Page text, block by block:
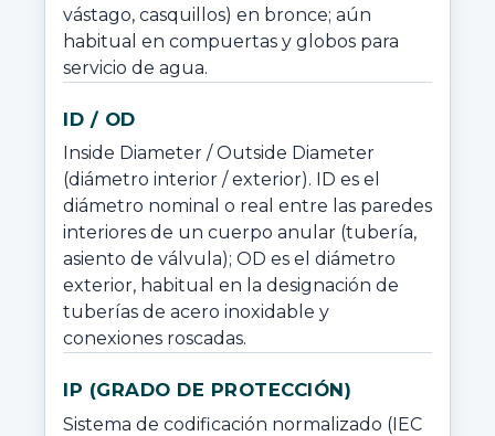
vástago, casquillos) en bronce; aún
habitual en compuertas y globos para
servicio de agua.
ID / OD
Inside Diameter / Outside Diameter
(diámetro interior / exterior). ID es el
diámetro nominal o real entre las paredes
interiores de un cuerpo anular (tubería,
asiento de válvula); OD es el diámetro
exterior, habitual en la designación de
tuberías de acero inoxidable y
conexiones roscadas.
IP (GRADO DE PROTECCIÓN)
Sistema de codificación normalizado (IEC